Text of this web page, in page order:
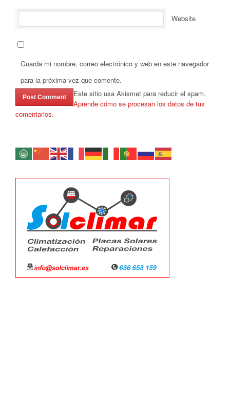
Website
Guarda mi nombre, correo electrónico y web en este navegador
para la próxima vez que comente.
Este sitio usa Akismet para reducir el spam.
Aprende cómo se procesan los datos de tus
comentarios.